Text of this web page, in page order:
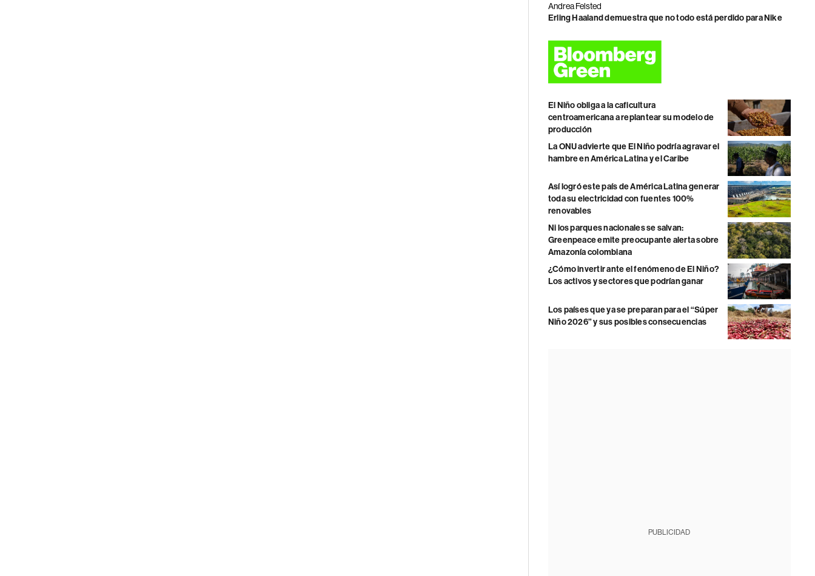
Andrea Felsted
Erling Haaland demuestra que no todo está perdido para Nike
El Niño obliga a la caficultura
centroamericana a replantear su modelo de
producción
La ONU advierte que El Niño podría agravar el
hambre en América Latina y el Caribe
Así logró este país de América Latina generar
toda su electricidad con fuentes 100%
renovables
Ni los parques nacionales se salvan:
Greenpeace emite preocupante alerta sobre
Amazonía colombiana
¿Cómo invertir ante el fenómeno de El Niño?
Los activos y sectores que podrían ganar
Los países que ya se preparan para el “Súper
Niño 2026” y sus posibles consecuencias
PUBLICIDAD